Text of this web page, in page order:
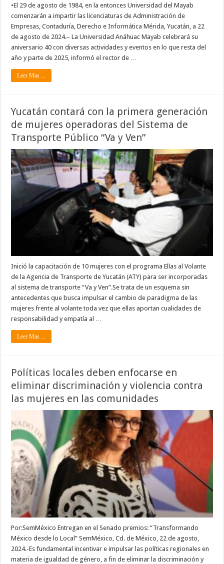
•El 29 de agosto de 1984, en la entonces Universidad del Mayab
comenzarán a impartir las licenciaturas de Administración de
Empresas, Contaduría, Derecho e Informática Mérida, Yucatán, a 22
de agosto de 2024.– La Universidad Anáhuac Mayab celebrará su
aniversario 40 con diversas actividades y eventos en lo que resta del
año y parte de 2025, informó el rector de …
Leer Mas ...
Yucatán contará con la primera generación
de mujeres operadoras del Sistema de
Transporte Público “Va y Ven”
Inició la capacitación de 10 mujeres con el programa Ellas al Volante
de la Agencia de Transporte de Yucatán (ATY) para ser incorporadas
al sistema de transporte “Va y Ven”.Se trata de un esquema sin
antecedentes que busca impulsar el cambio de paradigma de las
mujeres frente al volante toda vez que ellas aportan cualidades de
responsabilidad y empatía al …
Leer Mas ...
Políticas locales deben enfocarse en
eliminar discriminación y violencia contra
las mujeres en las comunidades
Por:SemMéxico Entregan en el Senado premios: “Transformando
México desde lo Local” SemMéxico, Cd. de México, 22 de agosto,
2024.-Es fundamental incentivar e impulsar las políticas regionales en
materia de igualdad de género, a fin de eliminar la discriminación y